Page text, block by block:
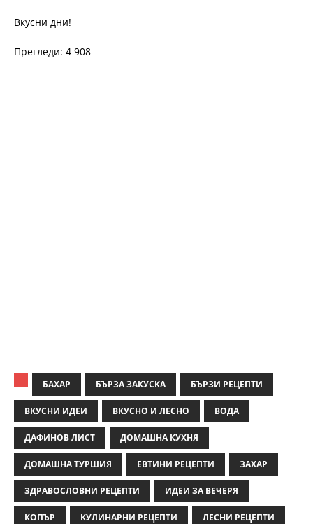
Вкусни дни!
Прегледи: 4 908
БАХАР БЪРЗА ЗАКУСКА БЪРЗИ РЕЦЕПТИ
ВКУСНИ ИДЕИ ВКУСНО И ЛЕСНО ВОДА
ДАФИНОВ ЛИСТ ДОМАШНА КУХНЯ
ДОМАШНА ТУРШИЯ ЕВТИНИ РЕЦЕПТИ ЗАХАР
ЗДРАВОСЛОВНИ РЕЦЕПТИ ИДЕИ ЗА ВЕЧЕРЯ
КОПЪР КУЛИНАРНИ РЕЦЕПТИ ЛЕСНИ РЕЦЕПТИ